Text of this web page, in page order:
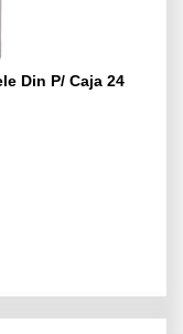
Din P/ Caja 24